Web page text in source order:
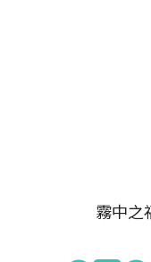
霧中之